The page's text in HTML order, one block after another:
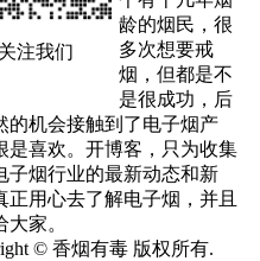
关注我们
龄的烟民，很
多次想要戒
烟，但都是不
是很成功，后
的机会接触到了电子烟产
是喜欢。开博客，只为收集
子烟行业的最新动态和新
正用心去了解电子烟，并且
大家。
© 香烟有毒 版权所有.